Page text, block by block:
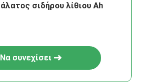
άλατος σιδήρου λίθιου Ah
Να συνεχίσει